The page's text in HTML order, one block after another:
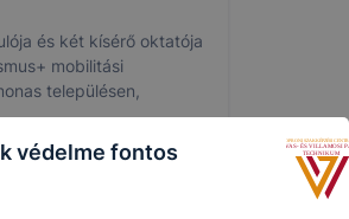
és két kísérő oktatója
mobilitási
településen,
KH
védelme fontos